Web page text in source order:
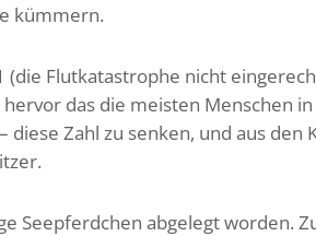
kümmern.
Flutkatastrophe nicht
das die meisten Menschen
Zahl zu senken, und aus den
Seepferdchen abgelegt worden.